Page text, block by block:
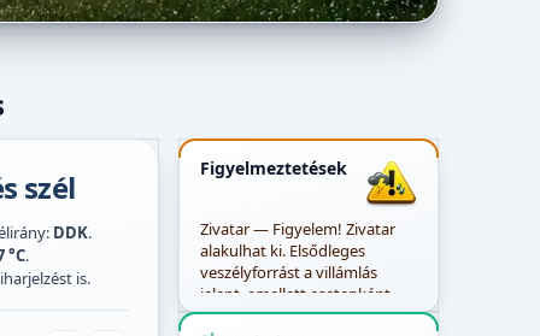
szél
DDK.
°C.
is.
Figyelmeztetések
Zivatar — Figyelem! Zivatar
alakulhat ki. Elsődleges
veszélyforrást a villámlás
jelent, emellett esetenként
szélerősödés, jégeső